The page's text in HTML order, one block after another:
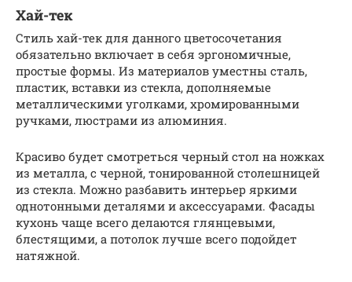
Хай-тек
Стиль хай-тек для данного цветосочетания
обязательно включает в себя эргономичные,
простые формы. Из материалов уместны сталь,
пластик, вставки из стекла, дополняемые
металлическими уголками, хромированными
ручками, люстрами из алюминия.
Красиво будет смотреться черный стол на ножках
из металла, с черной, тонированной столешницей
из стекла. Можно разбавить интерьер яркими
однотонными деталями и аксессуарами. Фасады
кухонь чаще всего делаются глянцевыми,
блестящими, а потолок лучше всего подойдет
натяжной.